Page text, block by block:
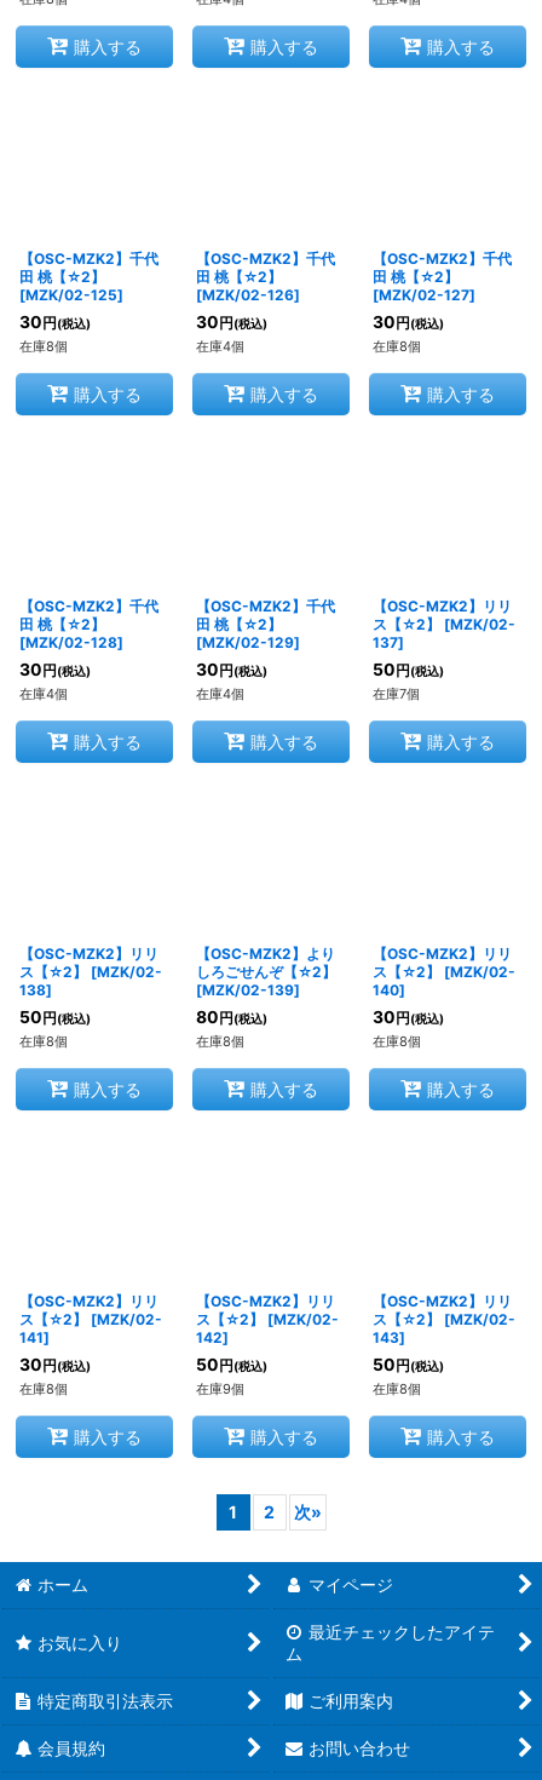
購入する 購入する 購入する
【OSC-MZK2】千代
田 桃【☆2】
[MZK/02-125]
30 円 (税込)
在庫8個
購入する
【OSC-MZK2】千代
田 桃【☆2】
[MZK/02-126]
30 円 (税込)
在庫4個
購入する
【OSC-MZK2】千代
田 桃【☆2】
[MZK/02-127]
30 円 (税込)
在庫8個
購入する
【OSC-MZK2】千代
田 桃【☆2】
[MZK/02-128]
30 円 (税込)
在庫4個
購入する
【OSC-MZK2】千代
田 桃【☆2】
[MZK/02-129]
30 円 (税込)
在庫4個
購入する
【OSC-MZK2】リリ
ス【☆2】
[MZK/02-
137]
50 円 (税込)
在庫7個
購入する
【OSC-MZK2】リリ
ス【☆2】
[MZK/02-
138]
50 円 (税込)
在庫8個
購入する
【OSC-MZK2】より
しろごせんぞ【☆2】
[MZK/02-139]
80 円 (税込)
在庫8個
購入する
【OSC-MZK2】リリ
ス【☆2】
[MZK/02-
140]
30 円 (税込)
在庫8個
購入する
【OSC-MZK2】リリ
ス【☆2】
[MZK/02-
141]
30 円 (税込)
在庫8個
購入する
【OSC-MZK2】リリ
ス【☆2】
[MZK/02-
142]
50 円 (税込)
在庫9個
購入する
【OSC-MZK2】リリ
ス【☆2】
[MZK/02-
143]
50 円 (税込)
在庫8個
購入する
1 2 次»
ホーム マイページ
お気に入り
最近チェックしたアイテ
ム
特定商取引法表示 ご利用案内
会員規約 お問い合わせ